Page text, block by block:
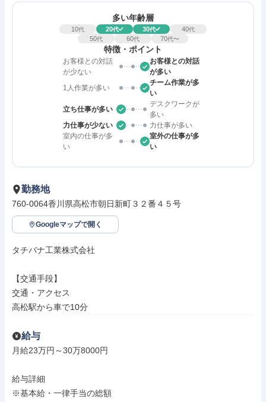
多い年齢層
10代 20代 30代 40代
50代 60代 70代〜
特徴・ポイント
お客様との対話
が少ない
お客様との対話
が多い
1人作業が多い
チーム作業が多
い
立ち仕事が多い
デスクワークが
多い
力仕事が少ない
力仕事が多い
室内の仕事が多
い
室外の仕事が多
い
勤務地
760-0064香川県高松市朝日新町３２番４５号
Googleマップで開く
タチバナ工業株式会社
【交通手段】
交通・アクセス
高松駅から車で10分
給与
月給23万円～30万8000円
給与詳細
※基本給・一律手当の総額